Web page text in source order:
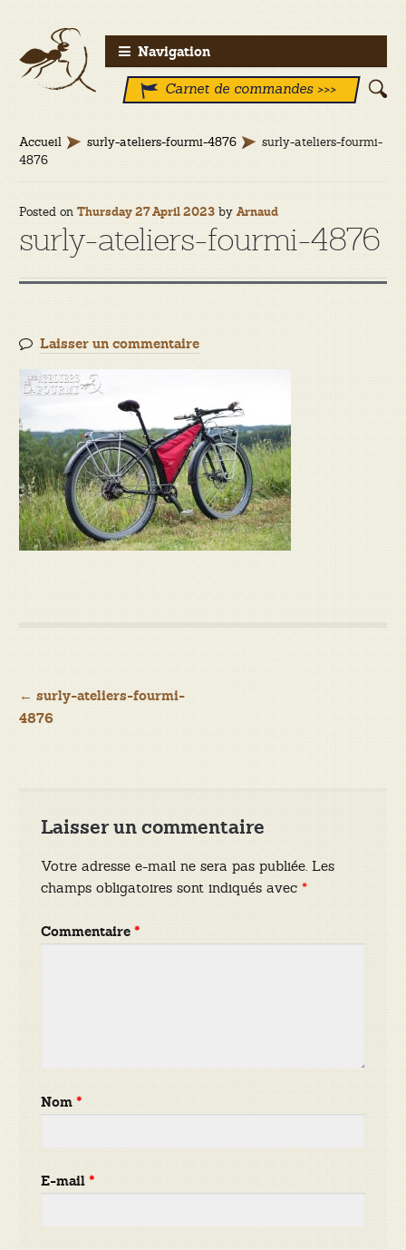
Aller
à
Aller
au
contenu
Navigation
Carnet de commandes >>>
Accueil surly-ateliers-fourmi-4876
surly-ateliers-fourmi-
4876
Posted on Thursday 27 April 2023by Arnaud
surly-ateliers-fourmi-4876
Laisser un commentaire
Navigation
← surly-ateliers-fourmi-
4876
Laisser un commentaire
Votre adresse e-mail ne sera pas publiée. Les
champs obligatoires sont indiqués avec*
Commentaire*
Nom*
E-mail*